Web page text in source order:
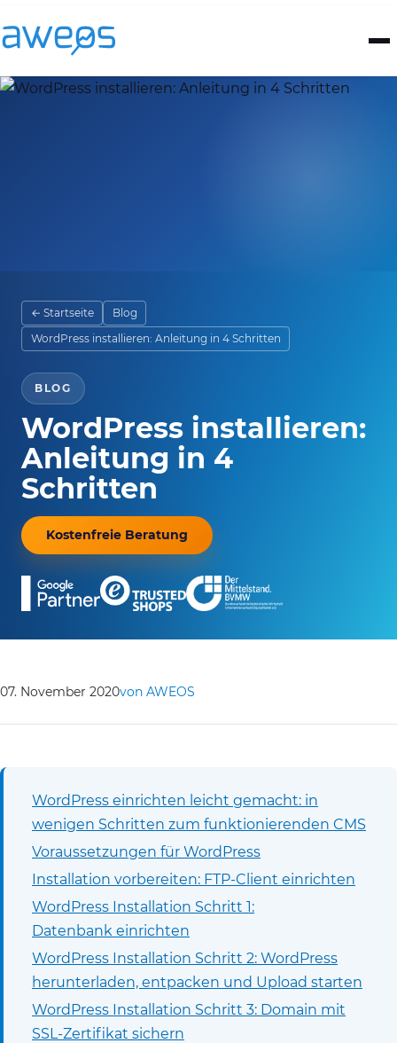
← Startseite
Blog
WordPress installieren: Anleitung in 4 Schritten
BLOG
WordPress installieren:
Anleitung in 4
Schritten
Kostenfreie Beratung
07. November 2020von AWEOS
WordPress einrichten leicht gemacht: in
wenigen Schritten zum funktionierenden CMS
Voraussetzungen für WordPress
Installation vorbereiten: FTP-Client einrichten
WordPress Installation Schritt 1:
Datenbank einrichten
WordPress Installation Schritt 2: WordPress
herunterladen, entpacken und Upload starten
WordPress Installation Schritt 3: Domain mit
SSL-Zertifikat sichern